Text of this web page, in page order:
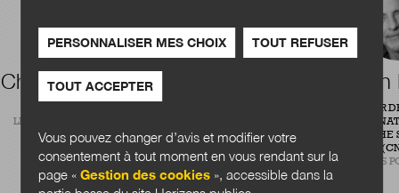
Charles Quansah
LÉGIBASE COLLECTIVITÉS
CONSULTANT EN ÉVALUATION
DE POLITIQUES PUBLIQUES
CABINET PLANÈTE PUBLIQUE
DIRECTEUR
CENTRE
SCIENCES
PERSONNALISER MES CHOIX TOUT REFUSER
TOUT ACCEPTER
Vous pouvez changer d’avis et modifier votre
consentement à tout moment en vous rendant sur la
page « Gestion des cookies», accessible dans la